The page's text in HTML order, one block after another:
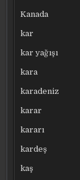
Kanada
kar
kar yağışı
kara
karadeniz
karar
kararı
kardeş
kaş